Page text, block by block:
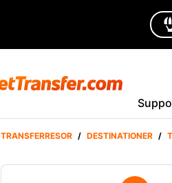
TRANSFERRESOR / DESTINATIONER /